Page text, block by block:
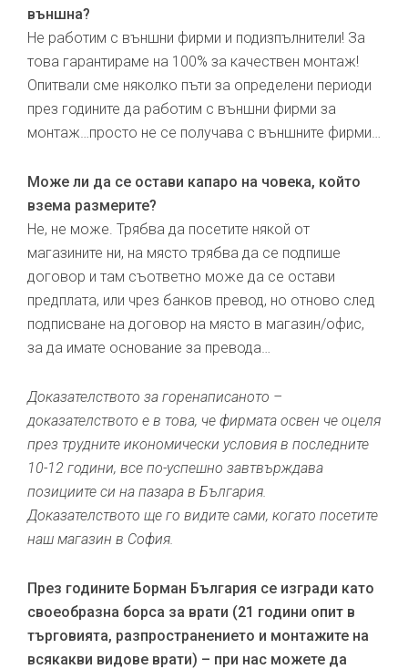
външна?
Не работим с външни фирми и подизпълнители! За
това гарантираме на 100% за качествен монтаж!
Опитвали сме няколко пъти за определени периоди
през годините да работим с външни фирми за
монтаж…просто не се получава с външните фирми…
Може ли да се остави капаро на човека, който
взема размерите?
Не, не може. Трябва да посетите някой от
магазините ни, на място трябва да се подпише
договор и там съответно може да се остави
предплата, или чрез банков превод, но отново след
подписване на договор на място в магазин/офис,
за да имате основание за превода…
Доказателството за горенаписаното –
доказателството е в това, че фирмата освен че оцеля
през трудните икономически условия в последните
10-12 години, все по-успешно завтвърждава
позициите си на пазара в България.
Доказателството ще го видите сами, когато посетите
наш магазин в София.
През годините Борман България се изгради като
своеобразна борса за врати (21 години опит в
търговията, разпространението и монтажите на
всякакви видове врати) – при нас можете да